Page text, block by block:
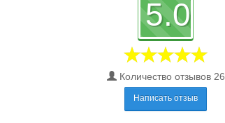
5.0
Количество отзывов 26
Написать отзыв